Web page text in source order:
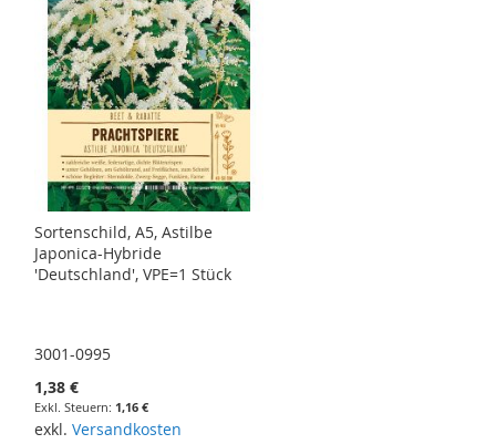
Sortenschild, A5, Astilbe
Japonica-Hybride
'Deutschland', VPE=1 Stück
3001-0995
1,38 €
1,16 €
exkl. Versandkosten